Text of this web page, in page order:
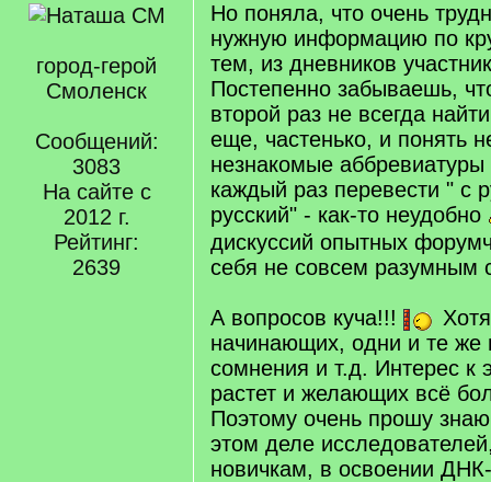
город-герой
Смоленск
Сообщений:
3083
На сайте с
2012 г.
Рейтинг:
2639
Но поняла, что очень
нужную информацию по
тем, из дневников
Постепенно забываешь,
второй раз не всегда
еще, частенько, и понять
незнакомые
каждый раз перевести " с
русский" - как-то неудобно
дискуссий опытных
себя не совсем разумным
А вопросов куча!!!
начинающих, одни и те же
сомнения и т.д. Интерес к
растет и желающих всё
Поэтому очень прошу
этом деле
новичкам, в освоении